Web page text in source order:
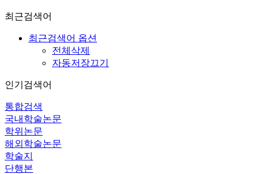
최근검색어
최근검색어 옵션
전체삭제
자동저장끄기
인기검색어
통합검색
국내학술논문
학위논문
해외학술논문
학술지
단행본